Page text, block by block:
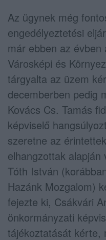
Az ügynek még
engedélyeztetési
már ebben az évben
Városképi és
tárgyalta az üzem
decemberben pedig
Kovács Cs. Tamás
képviselő
szeretne az
elhangzottak
Tóth István
Hazánk Mozgalom)
fejezte ki, Csákvári
önkormányzati
tájékoztatását kérte,